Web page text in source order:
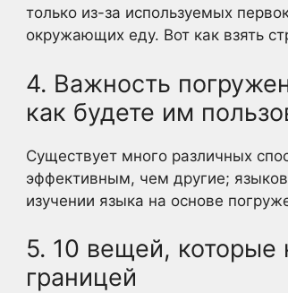
только из-за используемых
окружающих еду. Вот как взять
4. Важность
как будете им
Существует много различных
эффективным, чем другие;
изучении языка на основе
5. 10 вещей, которые
границей